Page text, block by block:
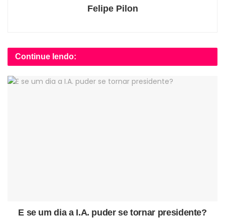
Felipe Pilon
Continue lendo:
E se um dia a I.A. puder se tornar presidente?